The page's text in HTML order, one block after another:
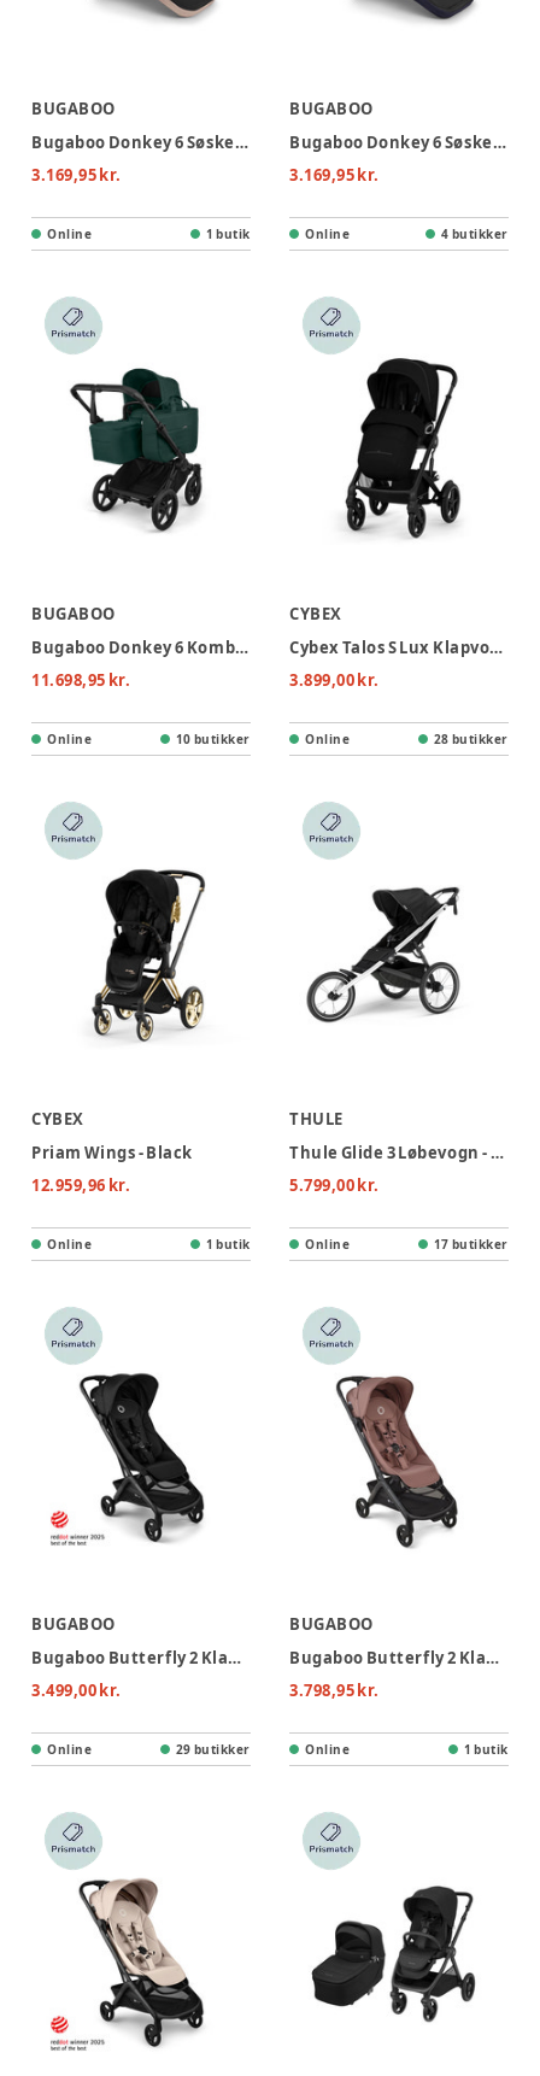
BUGABOO
Bugaboo Donkey 6 Søskendesæde - Desert Taupe mélange
3.169,95 kr.
Online 1 butik
BUGABOO
Bugaboo Donkey 6 Søskendesæde - Deep Indigo
3.169,95 kr.
Online 4 butikker
BUGABOO
Bugaboo Donkey 6 Kombivogn - Fern Green
11.698,95 kr.
Online 10 butikker
CYBEX
Cybex Talos S Lux Klapvogn - Moon Black
3.899,00 kr.
Online 28 butikker
CYBEX
Priam Wings - Black
12.959,96 kr.
Online 1 butik
THULE
Thule Glide 3 Løbevogn - Black
5.799,00 kr.
Online 17 butikker
BUGABOO
Bugaboo Butterfly 2 Klapvogn - Black/Heritage Black
3.499,00 kr.
Online 29 butikker
BUGABOO
Bugaboo Butterfly 2 Klapvogn - Dusty Pink
3.798,95 kr.
Online 1 butik